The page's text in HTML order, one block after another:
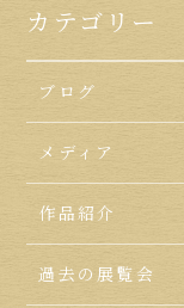
カテゴリー
ブログ
メディア
作品紹介
過去の展覧会